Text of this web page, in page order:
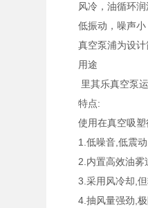
风冷，油循环润
低振动，噪声小
真空泵浦为设计
用途
里其乐真空泵运
特点:
使用在真空吸塑
1.低噪音,低震动
2.内置高效油雾
3.采用风冷却,但
4.抽风量强劲,极